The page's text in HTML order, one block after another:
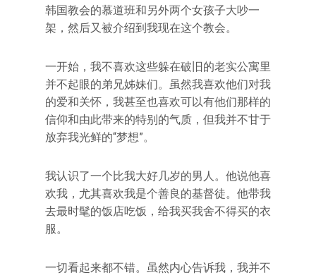
韩国教会的慕道班和另外两个女孩子大吵一
架，然后又被介绍到我现在这个教会。
一开始，我不喜欢这些躲在破旧的老实公寓里
并不起眼的弟兄姊妹们。虽然我喜欢他们对我
的爱和关怀，我甚至也喜欢可以有他们那样的
信仰和由此带来的特别的气质，但我并不甘于
放弃我光鲜的“梦想”。
我认识了一个比我大好几岁的男人。他说他喜
欢我，尤其喜欢我是个善良的基督徒。他带我
去最时髦的饭店吃饭，给我买我舍不得买的衣
服。
一切看起来都不错。虽然内心告诉我，我并不